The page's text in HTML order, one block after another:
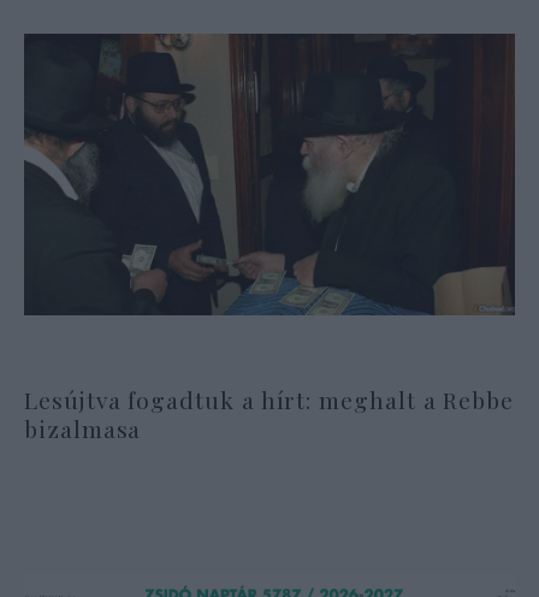
Lesújtva fogadtuk a hírt: meghalt a Rebbe
bizalmasa